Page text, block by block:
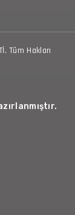
Tüm Hakları